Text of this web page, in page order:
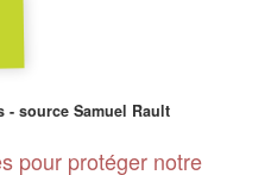
- source Samuel Rault
pour protéger notre